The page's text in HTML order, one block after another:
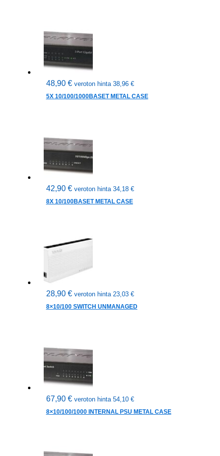
48,90 € veroton hinta 38,96 €
5X 10/100/1000BASET METAL CASE
42,90 € veroton hinta 34,18 €
8X 10/100BASET METAL CASE
28,90 € veroton hinta 23,03 €
8×10/100 SWITCH UNMANAGED
67,90 € veroton hinta 54,10 €
8×10/100/1000 INTERNAL PSU METAL CASE